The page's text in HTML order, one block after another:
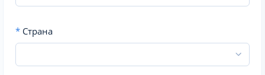
* Страна